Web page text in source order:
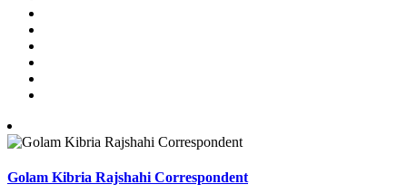
Golam Kibria Rajshahi Correspondent